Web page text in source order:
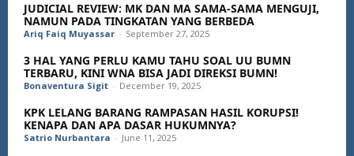
JUDICIAL REVIEW: MK DAN MA SAMA-SAMA MENGUJI,
NAMUN PADA TINGKATAN YANG BERBEDA
Ariq Faiq Muyassar - September 27, 2025
3 HAL YANG PERLU KAMU TAHU SOAL UU BUMN
TERBARU, KINI WNA BISA JADI DIREKSI BUMN!
Bonaventura Sigit - December 19, 2025
KPK LELANG BARANG RAMPASAN HASIL KORUPSI!
KENAPA DAN APA DASAR HUKUMNYA?
Satrio Nurbantara - June 11, 2025